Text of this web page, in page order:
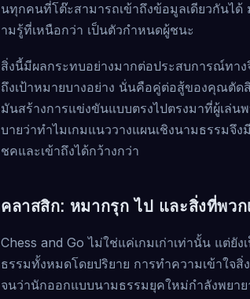
นทุกคนที่โต๊ะสามารถเข้าถึงข้อมูลเดียวกันได้
ามรู้ที่เหนือกว่า เป็นตัวกำหนดผู้ชนะ
สิ่งนี้มีผลกระทบอย่างมากต่อประสบการณ์ทา
ถึงเป้าหมายบางอย่าง นั่นคือคู่ต่อสู้ของคุณตั
มันสร้างการแข่งขันแบบตรงไปตรงมาที่ผู้เล่น
บายว่าทำไมเกมแนววางแผนเชิงนามธรรมจึ
ชคและเข้าถึงได้กว้างกว่า
คลาสสิก: หมากรุก ไป และสิ่งที่พว
Chess and Go ไม่ใช่แค่เกมเก่าเท่านั้น แต่
ธรรมทั้งหมดโดยปริยาย การทำความเข้าใจสิ่
จนว่านักออกแบบนามธรรมยุคใหม่กำลังพยาย